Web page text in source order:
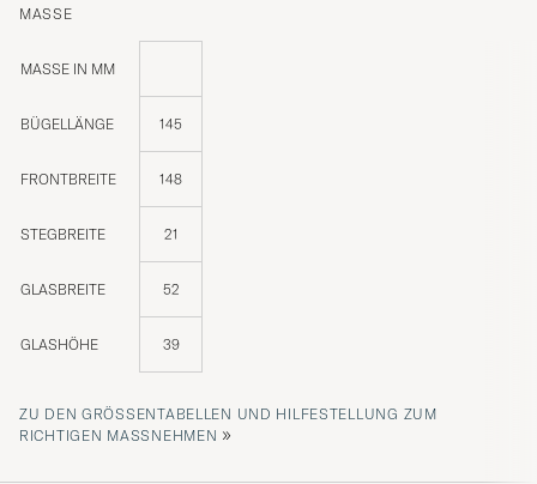
MASSE
MASSE IN MM
BÜGELLÄNGE 145
FRONTBREITE 148
STEGBREITE 21
GLASBREITE 52
GLASHÖHE 39
ZU DEN GRÖSSENTABELLEN UND HILFESTELLUNG ZUM R
ICHTIGEN MASSNEHMEN
»